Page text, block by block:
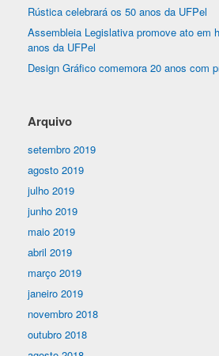
Rústica celebrará os 50 anos da UFPel
Assembleia Legislativa promove ato em
anos da UFPel
Design Gráfico comemora 20 anos com
Arquivo
setembro 2019
agosto 2019
julho 2019
junho 2019
maio 2019
abril 2019
março 2019
janeiro 2019
novembro 2018
outubro 2018